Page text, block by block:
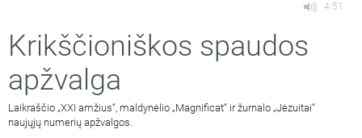
4:51
Krikščioniškos spaudos
apžvalga
Laikraščio „XXI amžius“, maldynėlio „Magnificat“ ir žurnalo „Jėzuitai“
naujųjų numerių apžvalgos.